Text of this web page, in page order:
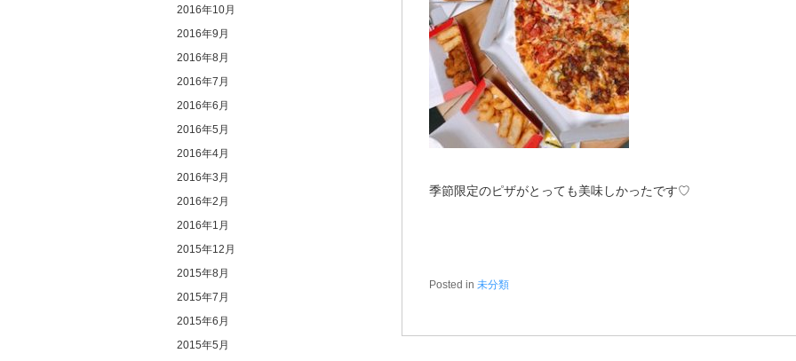
2016年10月
2016年9月
2016年8月
2016年7月
2016年6月
2016年5月
2016年4月
2016年3月
2016年2月
2016年1月
2015年12月
2015年8月
2015年7月
2015年6月
2015年5月
季節限定のピザがとっても美味しかったです♡
Posted in 未分類